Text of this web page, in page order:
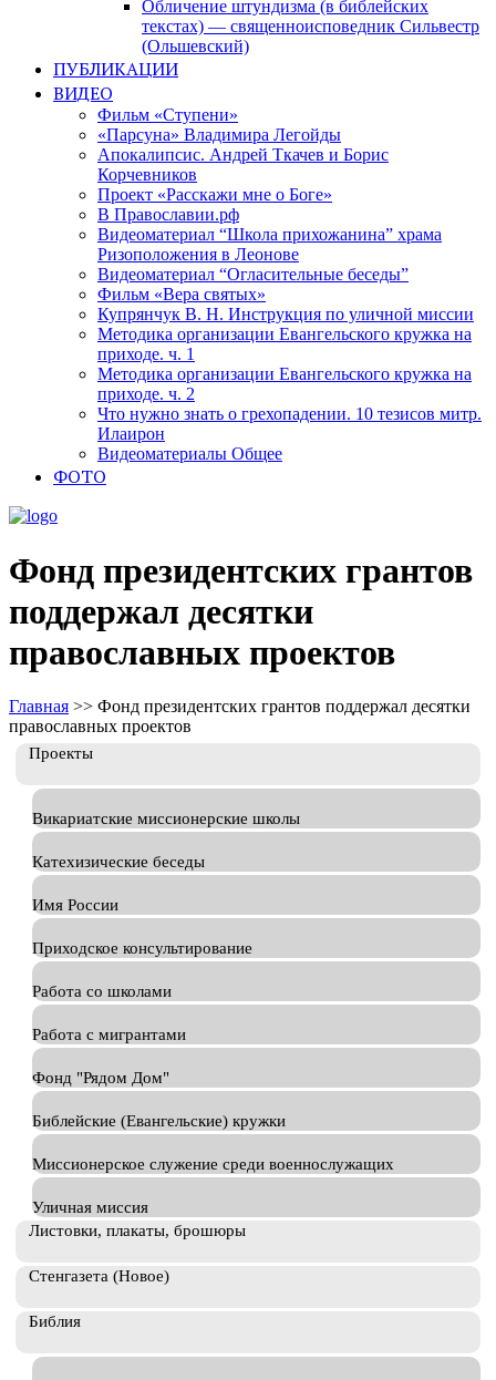
Обличение штундизма (в библейских
текстах) — священноисповедник Сильвестр
(Ольшевский)
ПУБЛИКАЦИИ
ВИДЕО
Фильм «Ступени»
«Парсуна» Владимира Легойды
Апокалипсис. Андрей Ткачев и Борис
Корчевников
Проект «Расскажи мне о Боге»
В Православии.рф
Видеоматериал “Школа прихожанина” храма
Ризоположения в Леонове
Видеоматериал “Огласительные беседы”
Фильм «Вера святых»
Купрянчук В. Н. Инструкция по уличной миссии
Методика организации Евангельского кружка на
приходе. ч. 1
Методика организации Евангельского кружка на
приходе. ч. 2
Что нужно знать о грехопадении. 10 тезисов митр.
Илаирон
Видеоматериалы Общее
ФОТО
Фонд президентских грантов
поддержал десятки
православных проектов
Главная >> Фонд президентских грантов поддержал десятки
православных проектов
Проекты
Викариатские миссионерские школы
Катехизические беседы
Имя России
Приходское консультирование
Работа со школами
Работа с мигрантами
Фонд "Рядом Дом"
Библейские (Евангельские) кружки
Миссионерское служение среди военнослужащих
Уличная миссия
Листовки, плакаты, брошюры
Стенгазета (Новое)
Библия